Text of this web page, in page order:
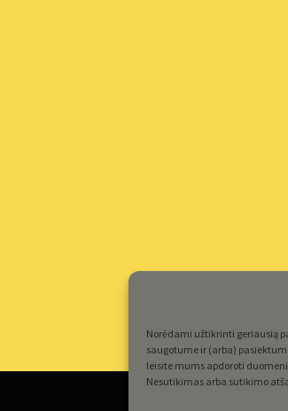
Norėdami užtikrinti geriausią
saugotume ir (arba)
leisite mums apdoroti
Nesutikimas arba sutikimo